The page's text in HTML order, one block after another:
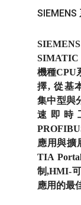
SIEMENS
SIMATIC
機種CPU
擇, 從基
集中型與
速即時
應用與擴
TIA
制,HMI-
應用的最